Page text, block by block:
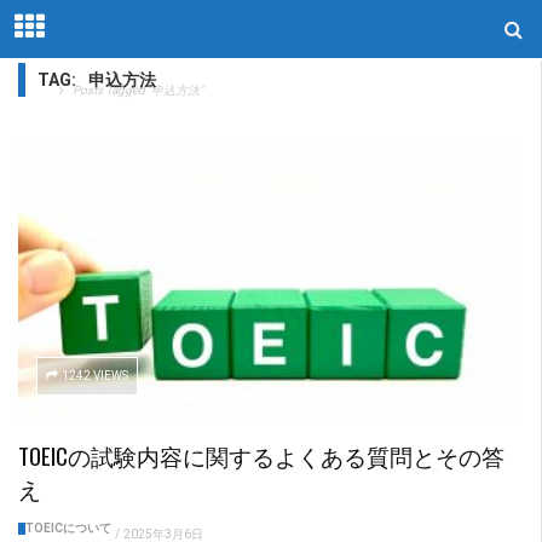
Home Posts Tagged "申込方法"
TAG: 申込方法
1242 VIEWS
TOEICの試験内容に関するよくある質問とその答
え
TOEICについて / 2025年3月6日